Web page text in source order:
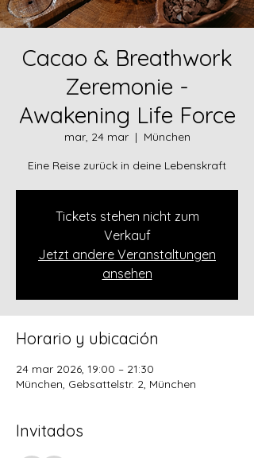
Cacao & Breathwork
Zeremonie -
Awakening Life Force
mar, 24 mar
  |
München
Eine Reise zurück in deine Lebenskraft
Tickets stehen nicht zum
Verkauf
Jetzt andere Veranstaltungen
ansehen
Horario y ubicación
24 mar 2026, 19:00 – 21:30
München, Gebsattelstr. 2, München
Invitados